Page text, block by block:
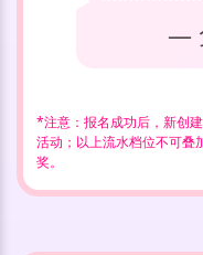
—
*注意：报名成功后，新创
活动；以上流水档位不可叠
奖。